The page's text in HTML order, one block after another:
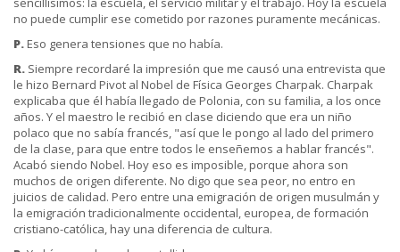
no puede cumplir ese cometido por razones puramente mecánicas.
P. Eso genera tensiones que no había.
R. Siempre recordaré la impresión que me causó una entrevista que
le hizo Bernard Pivot al Nobel de Física Georges Charpak. Charpak
explicaba que él había llegado de Polonia, con su familia, a los once
años. Y el maestro le recibió en clase diciendo que era un niño
polaco que no sabía francés, "así que le pongo al lado del primero
de la clase, para que entre todos le enseñemos a hablar francés".
Acabó siendo Nobel. Hoy eso es imposible, porque ahora son
muchos de origen diferente. No digo que sea peor, no entro en
juicios de calidad. Pero entre una emigración de origen musulmán y
la emigración tradicionalmente occidental, europea, de formación
cristiano-católica, hay una diferencia de cultura.